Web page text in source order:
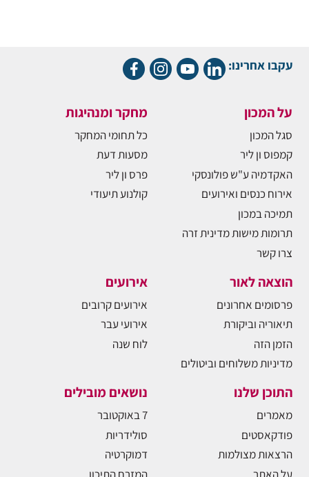
עקבו אחרינו:
על המכון
סגל המכון
קמפוס ון ליר
האקדמיה ע"ש פולונסקי
אירוח כנסים ואירועים
תמיכה במכון
תרומות מישות מדינית זרה
צרו קשר
מחקר ומנהיגות
כל תחומי המחקר
מסעות דעת
פרס ון ליר
קולנוע תיעודי
הוצאה לאור
פרסומים אחרונים
תיאוריה וביקורת
הזמן הזה
מדיניות משלוחים וביטולים
אירועים
אירועים קרובים
אירועי עבר
לוח שנה
התוכן שלנו
מאמרים
פודקאסטים
הרצאות מצולמות
נושאים מובילים
7 באוקטובר
סולידריות
דמוקרטיה